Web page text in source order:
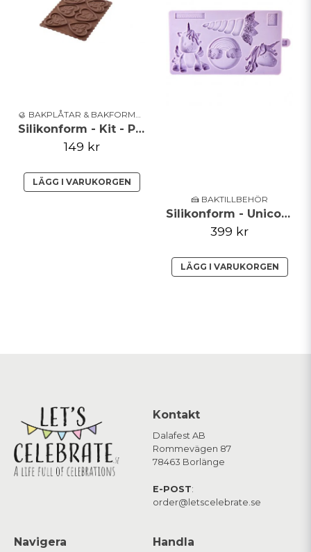
🥮 BAKPLÅTAR & BAKFORMAR
Silikonform - Kit - Påsk
149 kr
LÄGG I VARUKORGEN
🍰 BAKTILLBEHÖR
Silikonform - Unicorn - Karen Davies
399 kr
LÄGG I VARUKORGEN
Kontakt
Dalafest AB
Rommevägen 87
78463 Borlänge
E-POST:
order@letscelebrate.se
Navigera Handla